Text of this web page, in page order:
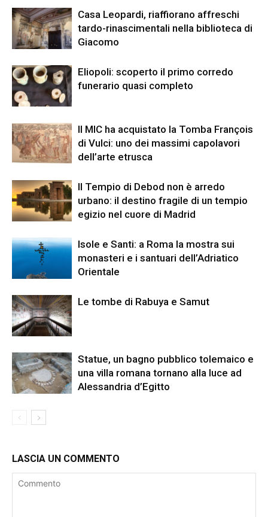
Casa Leopardi, riaffiorano affreschi
tardo-rinascimentali nella biblioteca di
Giacomo
Eliopoli: scoperto il primo corredo
funerario quasi completo
Il MIC ha acquistato la Tomba François
di Vulci: uno dei massimi capolavori
dell’arte etrusca
Il Tempio di Debod non è arredo
urbano: il destino fragile di un tempio
egizio nel cuore di Madrid
Isole e Santi: a Roma la mostra sui
monasteri e i santuari dell’Adriatico
Orientale
Le tombe di Rabuya e Samut
Statue, un bagno pubblico tolemaico e
una villa romana tornano alla luce ad
Alessandria d’Egitto
LASCIA UN COMMENTO